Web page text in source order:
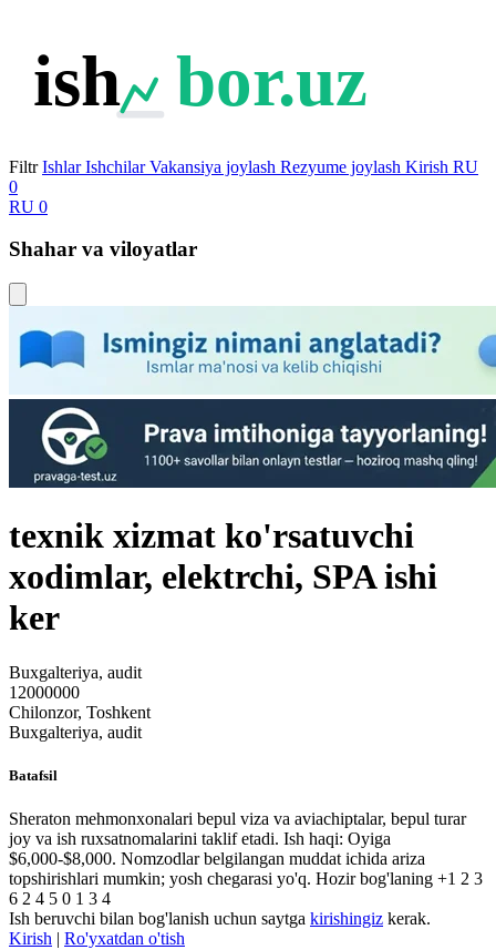
ish bor.uz
Filtr Ishlar Ishchilar Vakansiya joylash Rezyume joylash Kirish RU
0
RU 0
Shahar va viloyatlar
texnik xizmat ko'rsatuvchi
xodimlar, elektrchi, SPA ishi
ker
Buxgalteriya, audit
12000000
Chilonzor, Toshkent
Buxgalteriya, audit
Batafsil
Sheraton mehmonxonalari bepul viza va aviachiptalar, bepul turar
joy va ish ruxsatnomalarini taklif etadi. Ish haqi: Oyiga
$6,000-$8,000. Nomzodlar belgilangan muddat ichida ariza
topshirishlari mumkin; yosh chegarasi yo'q. Hozir bog'laning +1 2 3
6 2 4 5 0 1 3 4
Ish beruvchi bilan bog'lanish uchun saytga kirishingiz kerak.
Kirish | Ro'yxatdan o'tish